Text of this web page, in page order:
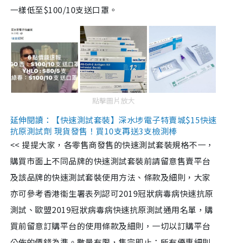
一樣低至$100/10支送口罩。
點擊圖片放大
延伸閱讀：【快速測試套裝】深水埗電子特賣城$15快速
抗原測試劑 現貨發售！買10支再送3支檢測棒
<< 提提大家，各零售商發售的快速測試套裝規格不一，
購買市面上不同品牌的快速測試套裝前請留意售賣平台
及該品牌的快速測試套裝使用方法、條款及細則，大家
亦可參考香港衞生署表列認可2019冠狀病毒病快速抗原
測試、歐盟2019冠狀病毒病快速抗原測試通用名單，購
買前留意訂購平台的使用條款及細則，一切以訂購平台